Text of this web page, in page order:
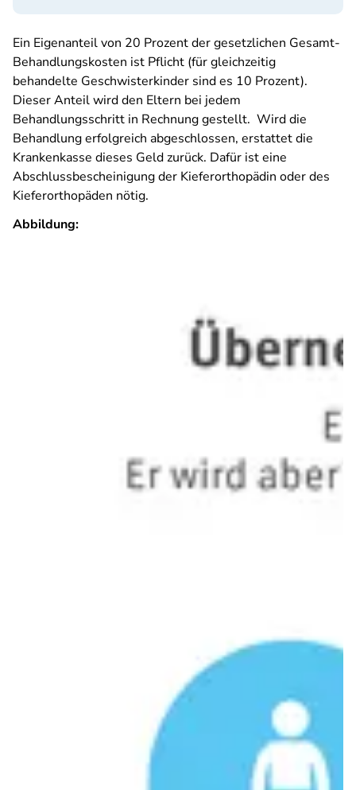
Ein Eigenanteil von 20 Prozent der gesetzlichen Gesamt-
Behandlungskosten ist Pflicht (für gleichzeitig
behandelte Geschwisterkinder sind es 10 Prozent).
Dieser Anteil wird den Eltern bei jedem
Behandlungsschritt in Rechnung gestellt. Wird die
Behandlung erfolgreich abgeschlossen, erstattet die
Krankenkasse dieses Geld zurück. Dafür ist eine
Abschlussbescheinigung der Kieferorthopädin oder des
Kieferorthopäden nötig.
Abbildung: